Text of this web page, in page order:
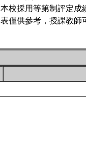
本校採用等第制評定成
表僅供參考，授課教師